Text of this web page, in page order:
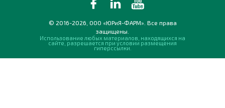
© 2016-2026, ООО «ЮРиЯ-ФАРМ». Все права
защищены.
Использование любых материалов, находящихся на
сайте, разрешается при условии размещения
гиперссылки.